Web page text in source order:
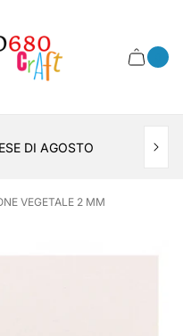
Cassetto
DI AGOSTO
VEGETALE 2 MM